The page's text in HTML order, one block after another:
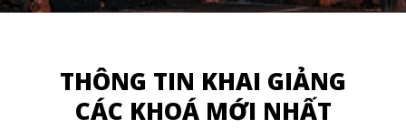
THÔNG TIN KHAI GIẢNG
CÁC KHOÁ MỚI NHẤT